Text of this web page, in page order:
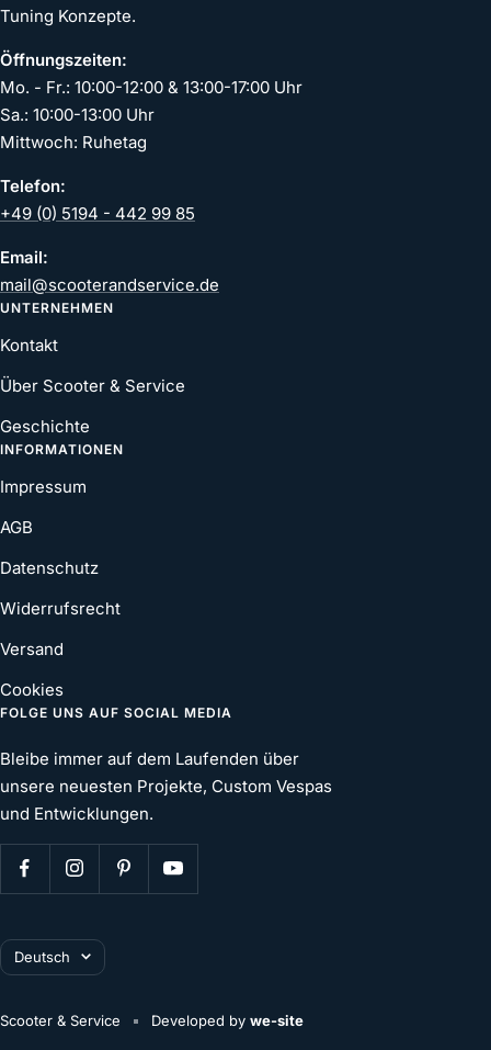
Tuning Konzepte.
Öffnungszeiten:
Mo. - Fr.: 10:00-12:00 & 13:00-17:00 Uhr
Sa.: 10:00-13:00 Uhr
Mittwoch: Ruhetag
Telefon:
+49 (0) 5194 - 442 99 85
Email:
mail@scooterandservice.de
UNTERNEHMEN
Kontakt
Über Scooter & Service
Geschichte
INFORMATIONEN
Impressum
AGB
Datenschutz
Widerrufsrecht
Versand
Cookies
FOLGE UNS AUF SOCIAL MEDIA
Bleibe immer auf dem Laufenden über
unsere neuesten Projekte, Custom Vespas
und Entwicklungen.
Sprache
Deutsch
Scooter & Service Developed by we-site